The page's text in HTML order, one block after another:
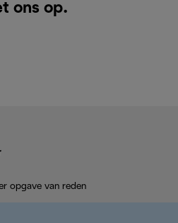
ons op.
opgave van reden